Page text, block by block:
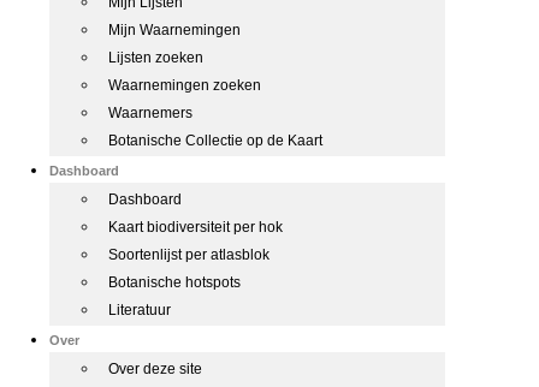
Mijn Waarnemingen
Lijsten zoeken
Waarnemingen zoeken
Waarnemers
Botanische Collectie op de Kaart
Dashboard
Dashboard
Kaart biodiversiteit per hok
Soortenlijst per atlasblok
Botanische hotspots
Literatuur
Over
Over deze site